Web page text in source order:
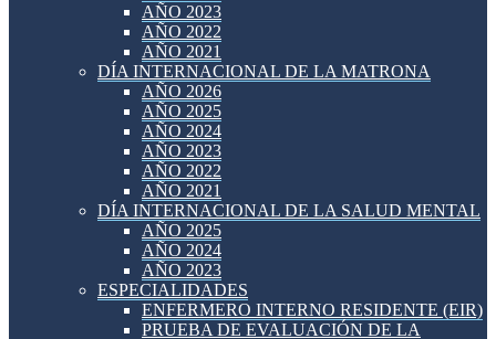
AÑO 2023
AÑO 2022
AÑO 2021
DÍA INTERNACIONAL DE LA MATRONA
AÑO 2026
AÑO 2025
AÑO 2024
AÑO 2023
AÑO 2022
AÑO 2021
DÍA INTERNACIONAL DE LA SALUD MENTAL
AÑO 2025
AÑO 2024
AÑO 2023
ESPECIALIDADES
ENFERMERO INTERNO RESIDENTE (EIR)
PRUEBA DE EVALUACIÓN DE LA